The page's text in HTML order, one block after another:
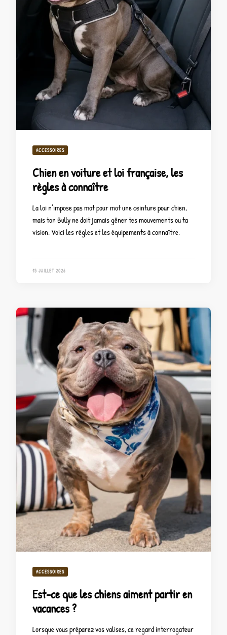
ACCESSOIRES
Chien en voiture et loi française, les
règles à connaître
La loi n’impose pas mot pour mot une ceinture pour chien,
mais ton Bully ne doit jamais gêner tes mouvements ou ta
vision. Voici les règles et les équipements à connaître.
15 JUILLET 2026
ACCESSOIRES
Est-ce que les chiens aiment partir en
vacances ?
Lorsque vous préparez vos valises, ce regard interrogateur